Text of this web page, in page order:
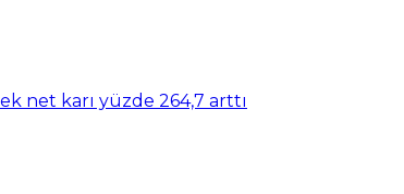
net karı yüzde 264,7 arttı